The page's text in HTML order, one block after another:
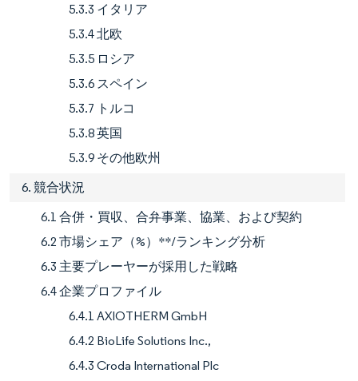
5.3.3 イタリア
5.3.4 北欧
5.3.5 ロシア
5.3.6 スペイン
5.3.7 トルコ
5.3.8 英国
5.3.9 その他欧州
6. 競合状況
6.1 合併・買収、合弁事業、協業、および契約
6.2 市場シェア（%）**/ランキング分析
6.3 主要プレーヤーが採用した戦略
6.4 企業プロファイル
6.4.1 AXIOTHERM GmbH
6.4.2 BioLife Solutions Inc.,
6.4.3 Croda International Plc